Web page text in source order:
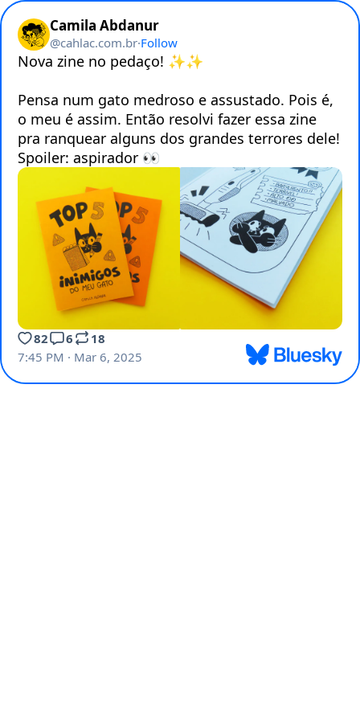
Camila Abdanur
@cahlac.com.br·Follow
Nova zine no pedaço! ✨️✨️
Pensa num gato medroso e assustado. Pois é,
o meu é assim. Então resolvi fazer essa zine
pra ranquear alguns dos grandes terrores dele!
Spoiler: aspirador 👀
82 6
18
7:45 PM · Mar 6, 2025